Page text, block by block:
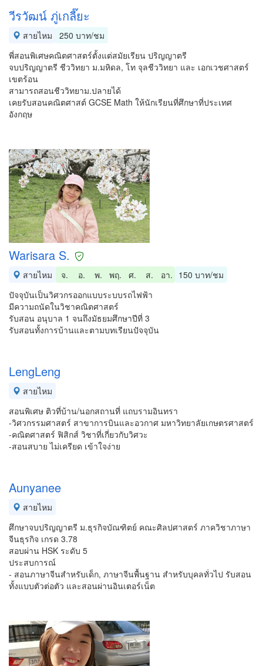
วีรวัฒน์ ภู่เกลี๊ยะ
สายไหม
250 บาท/ชม
พี่สอนพิเศษคณิตศาสตร์ตั้งแต่สมัยเรียน ปริญญาตรี
จบปริญญาตรี ชีววิทยา ม.มหิดล, โท จุลชีววิทยา และ เอกเวชศาสตร์
เขตร้อน
สามารถสอนชีววิทยาม.ปลายได้
เคยรับสอนคณิตศาสต์ GCSE Math ให้นักเรียนที่ศึกษาที่ประเทศ
อังกฤษ
Warisara S.
สายไหม จ. อ. พ. พฤ. ศ. ส. อา. 150 บาท/ชม
ปัจจุบันเป็นวิศวกรออกแบบระบบรถไฟฟ้า
มีความถนัดในวิชาคณิตศาสตร์
รับสอน อนุบาล 1 จนถึงมัธยมศึกษาปีที่ 3
รับสอนทั้งการบ้านและตามบทเรียนปัจจุบัน
LengLeng
สายไหม
สอนพิเศษ ติวที่บ้าน/นอกสถานที่ แถบรามอินทรา
-วิศวกรรมศาสตร์ สาขาการบินและอวกาศ มหาวิทยาลัยเกษตรศาสตร์
-คณิตศาสตร์ ฟิสิกส์ วิชาที่เกี่ยวกับวิศวะ
-สอนสบาย ไม่เครียด เข้าใจง่าย
Aunyanee
สายไหม
ศึกษาจบปริญญาตรี ม.ธุรกิจบัณฑิตย์ คณะศิลปศาสตร์ ภาควิชาภาษา
จีนธุรกิจ เกรด 3.78
สอบผ่าน HSK ระดับ 5
ประสบการณ์
- สอนภาษาจีนสำหรับเด็ก, ภาษาจีนพื้นฐาน สำหรับบุคลทั่วไป รับสอน
ทั้งแบบตัวต่อตัว และสอนผ่านอินเตอร์เน็ต